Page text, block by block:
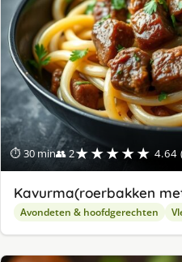
⏱ 30 min👥 2★★★★★ 4.64
Kavurma(roerbakken
Avondeten & hoofdgerechten